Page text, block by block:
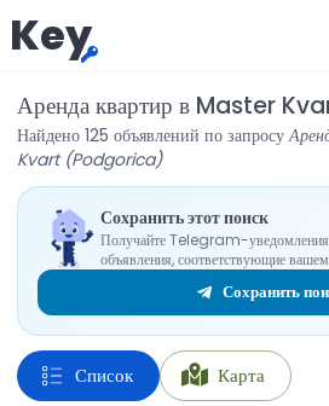
Key
Аренда квартир в Master
Найдено 125 объявлений по запросу
Kvart (Podgorica)
Сохранить этот поиск
Получайте Telegram-уведомления,
объявления, соответствующие
Сохранить
Список Карта